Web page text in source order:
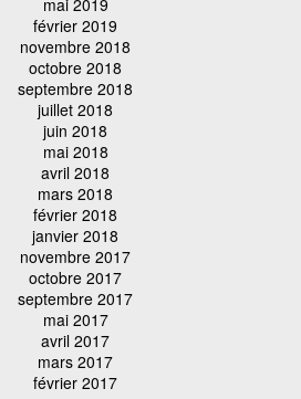
mai 2019
février 2019
novembre 2018
octobre 2018
septembre 2018
juillet 2018
juin 2018
mai 2018
avril 2018
mars 2018
février 2018
janvier 2018
novembre 2017
octobre 2017
septembre 2017
mai 2017
avril 2017
mars 2017
février 2017